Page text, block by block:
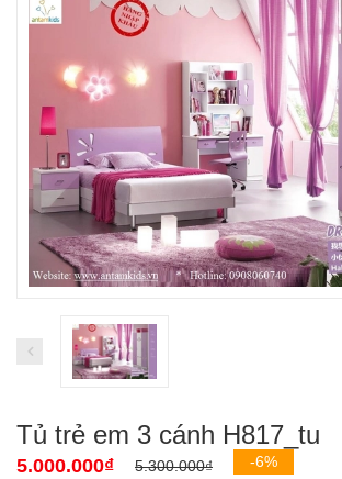
Tủ trẻ em 3 cánh H817_tu
5.000.000₫ 5.300.000₫ -6%